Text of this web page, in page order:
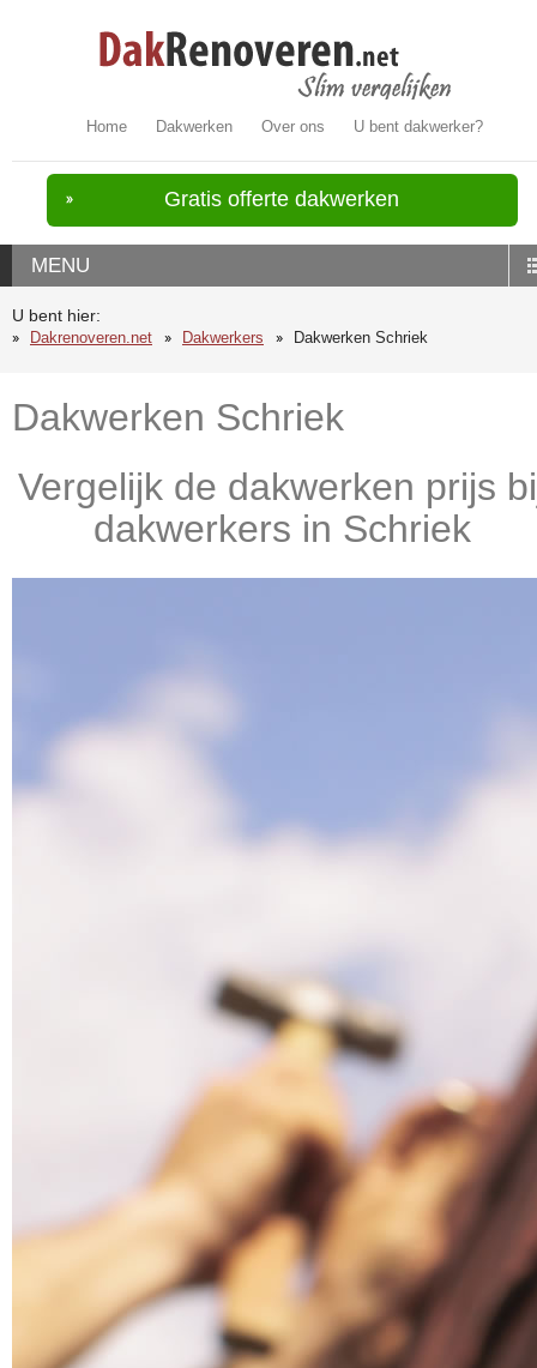
Home Dakwerken Over ons U bent dakwerker?
Gratis offerte dakwerken
MENU
U bent hier:
Dakrenoveren.net
Dakwerkers Dakwerken Schriek
Dakwerken Schriek
Vergelijk de dakwerken prijs
dakwerkers in Schriek